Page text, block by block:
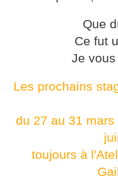
Que
Ce fut
Je
Les prochains
du 27 au 31
toujours à